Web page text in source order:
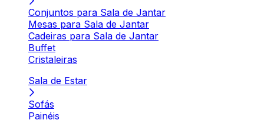
Conjuntos para Sala de Jantar
Mesas para Sala de Jantar
Cadeiras para Sala de Jantar
Buffet
Cristaleiras
Sala de Estar
Sofás
Painéis